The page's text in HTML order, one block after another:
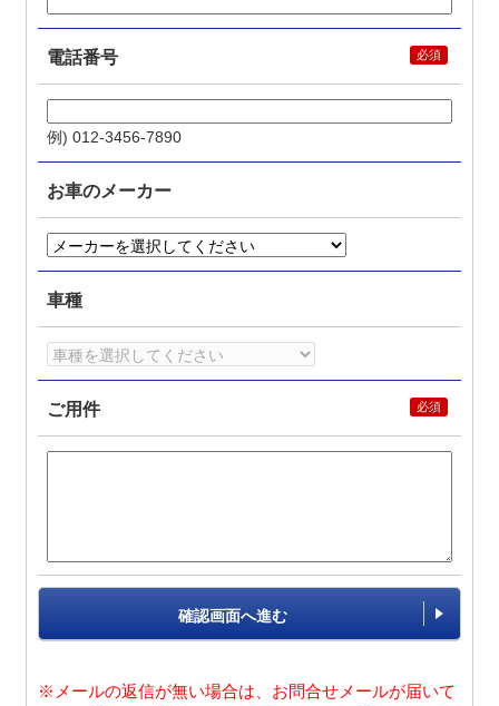
電話番号
例) 012-3456-7890
お車のメーカー
車種
ご用件
確認画面へ進む
※メールの返信が無い場合は、お問合せメールが届いて